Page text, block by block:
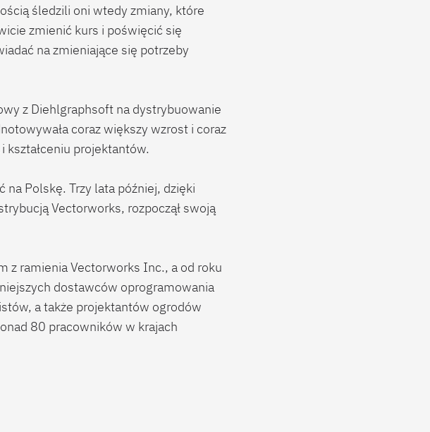
śledzili oni wtedy zmiany, które
zmienić kurs i poświęcić się
na zmieniające się potrzeby
z Diehlgraphsoft na dystrybuowanie
coraz większy wzrost i coraz
kształceniu projektantów.
na Polskę. Trzy lata później, dzięki
Vectorworks, rozpoczął swoją
z ramienia Vectorworks Inc., a od roku
dostawców oprogramowania
a także projektantów ogrodów
80 pracowników w krajach